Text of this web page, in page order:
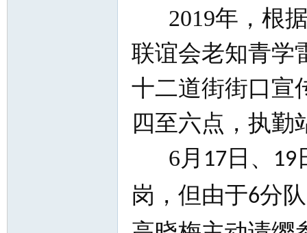
2019年，根
联谊会老知青学
十二道街街口宣
四至六点，执勤
6月 17 日、 19
岗，但由于6分